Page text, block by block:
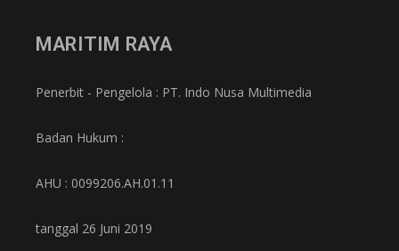
MARITIM RAYA
Penerbit - Pengelola : PT. Indo Nusa Multimedia
Badan Hukum :
AHU : 0099206.AH.01.11
tanggal 26 Juni 2019